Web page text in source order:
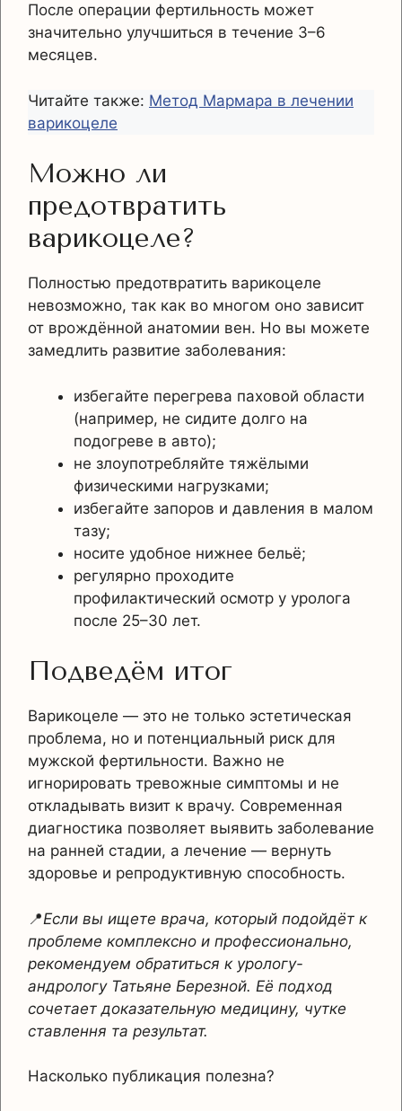
После операции фертильность может
значительно улучшиться в течение 3–6
месяцев.
Читайте также: Метод Мармара в лечении
варикоцеле
Можно ли
предотвратить
варикоцеле?
Полностью предотвратить варикоцеле
невозможно, так как во многом оно зависит
от врождённой анатомии вен. Но вы можете
замедлить развитие заболевания:
избегайте перегрева паховой области
(например, не сидите долго на
подогреве в авто);
не злоупотребляйте тяжёлыми
физическими нагрузками;
избегайте запоров и давления в малом
тазу;
носите удобное нижнее бельё;
регулярно проходите
профилактический осмотр у уролога
после 25–30 лет.
Подведём итог
Варикоцеле — это не только эстетическая
проблема, но и потенциальный риск для
мужской фертильности. Важно не
игнорировать тревожные симптомы и не
откладывать визит к врачу. Современная
диагностика позволяет выявить заболевание
на ранней стадии, а лечение — вернуть
здоровье и репродуктивную способность.
📍Если вы ищете врача, который подойдёт к
проблеме комплексно и профессионально,
рекомендуем обратиться к урологу-
андрологу Татьяне Березной. Её подход
сочетает доказательную медицину, чутке
ставлення та результат.
Насколько публикация полезна?